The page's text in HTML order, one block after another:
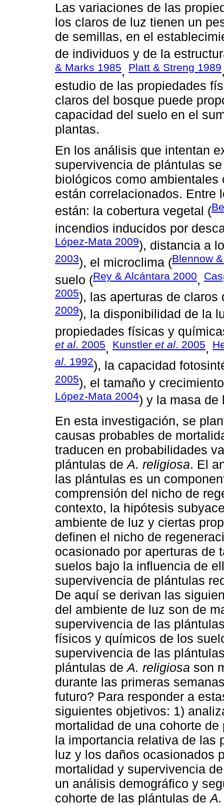
Las variaciones de las
los claros de luz tienen un
de semillas, en el
de individuos y de la
& Marks 1985, Platt & Streng 1989
estudio de las propiedades
claros del bosque puede
capacidad del suelo en el
plantas.
En los análisis que intentan
supervivencia de plántulas
biológicos como
están correlacionados. Entre
están: la cobertura vegetal (
incendios inducidos por
López-Mata 2009), distancia a
2003), el microclima (Blennow
suelo (Rey & Alcántara 2000,
2005), las aperturas de claros
2009), la disponibilidad de la
propiedades físicas y
et al. 2005, Kunstler et al. 2005,
al. 1992), la capacidad
2005), el tamaño y
López-Mata 2004) y la masa de
En esta investigación, se
causas probables de
traducen en probabilidades
plántulas deA. religiosa. El
las plántulas es un
comprensión del nicho de
contexto, la hipótesis
ambiente de luz y ciertas
definen el nicho de
ocasionado por aperturas de
suelos bajo la influencia de
supervivencia de plántulas
De aquí se derivan las
del ambiente de luz son de
supervivencia de las
físicos y químicos de los
supervivencia de las
plántulas deA. religiosa son
durante las primeras
futuro? Para responder a
siguientes objetivos: 1)
mortalidad de una cohorte
la importancia relativa de las
luz y los daños ocasionados
mortalidad y supervivencia
un análisis demográfico y
cohorte de las plántulas de